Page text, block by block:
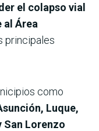
el colapso vial
al Área
principales
como
Luque,
San Lorenzo